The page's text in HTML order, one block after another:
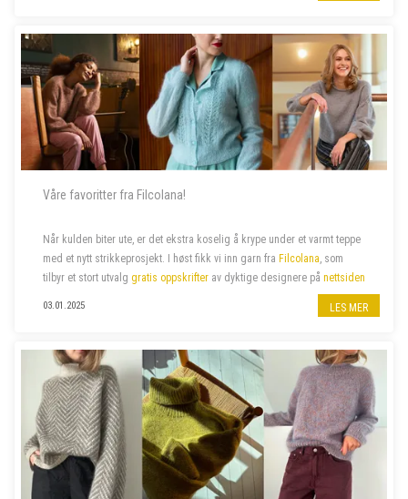
Våre favoritter fra Filcolana!
Når kulden biter ute, er det ekstra koselig å krype under et varmt teppe
med et nytt strikkeprosjekt. I høst fikk vi inn garn fra Filcolana, som
tilbyr et stort utvalg gratis oppskrifter av dyktige designere på nettsiden
03.01.2025 LES MER